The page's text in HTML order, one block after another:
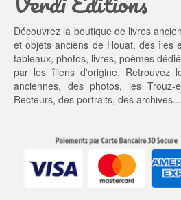
t :
9,
0
0 €.
Découvrez la boutique de livres
et objets anciens de Houat, des îles
tableaux, photos, livres, poèmes
par les îliens d'origine. Retrouvez
anciennes, desphotos, lesTrouz-
Recteurs, des portraits, des archives...